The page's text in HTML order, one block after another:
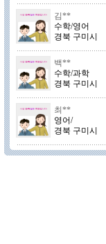
김**
수학/영어
경북 구미시
백**
수학/과학
경북 구미시
최**
영어/
경북 구미시